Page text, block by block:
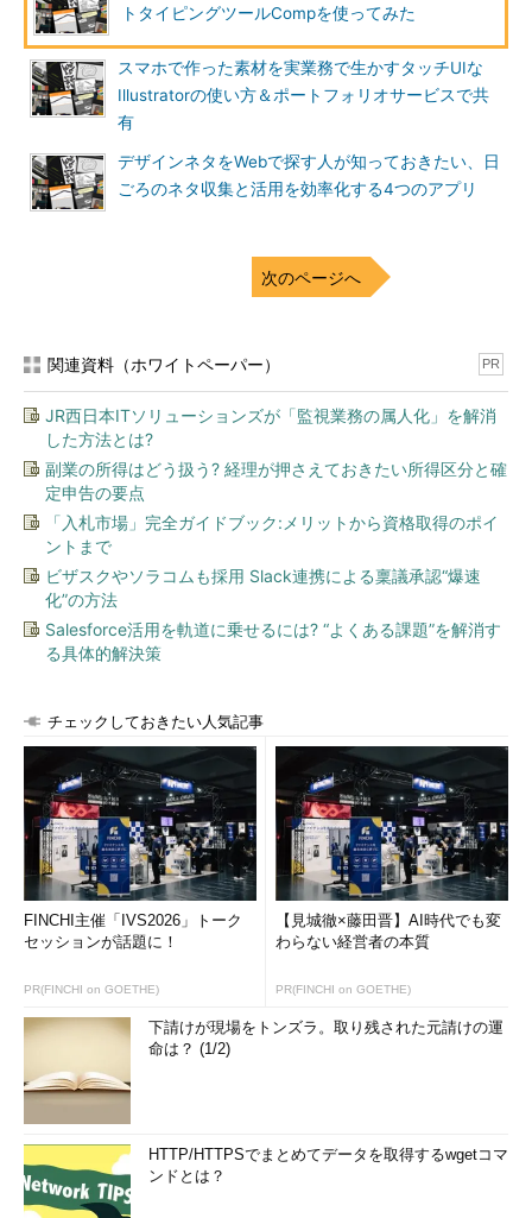
トタイピングツールCompを使ってみた
スマホで作った素材を実業務で生かすタッチUIな
Illustratorの使い方＆ポートフォリオサービスで共
有
デザインネタをWebで探す人が知っておきたい、日
ごろのネタ収集と活用を効率化する4つのアプリ
次のページへ
関連資料（ホワイトペーパー） PR
JR西日本ITソリューションズが「監視業務の属人化」を解消
した方法とは?
副業の所得はどう扱う? 経理が押さえておきたい所得区分と確
定申告の要点
「入札市場」完全ガイドブック:メリットから資格取得のポイ
ントまで
ビザスクやソラコムも採用 Slack連携による稟議承認“爆速
化”の方法
Salesforce活用を軌道に乗せるには? “よくある課題”を解消す
る具体的解決策
チェックしておきたい人気記事
FINCHI主催「IVS2026」トーク
セッションが話題に！
PR(FINCHI on GOETHE)
【見城徹×藤田晋】AI時代でも変
わらない経営者の本質
PR(FINCHI on GOETHE)
下請けが現場をトンズラ。取り残された元請けの運
命は？ (1/2)
HTTP/HTTPSでまとめてデータを取得するwgetコマ
ンドとは？